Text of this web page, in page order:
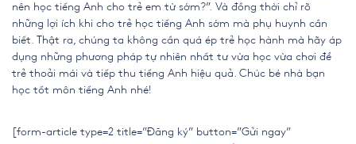
nên học tiếng Anh cho trẻ em từ sớm?”. Và đồng thời chỉ rõ
những lợi ích khi cho trẻ học tiếng Anh sớm mà phụ huynh cần
biết. Thật ra, chúng ta không cần quá ép trẻ học hành mà hãy áp
dụng những phương pháp tự nhiên nhất tư vừa học vừa chơi để
trẻ thoải mái và tiếp thu tiếng Anh hiệu quả. Chúc bé nhà bạn
học tốt môn tiếng Anh nhé!
[form-article type=2 title=”Đăng ký” button=”Gửi ngay”